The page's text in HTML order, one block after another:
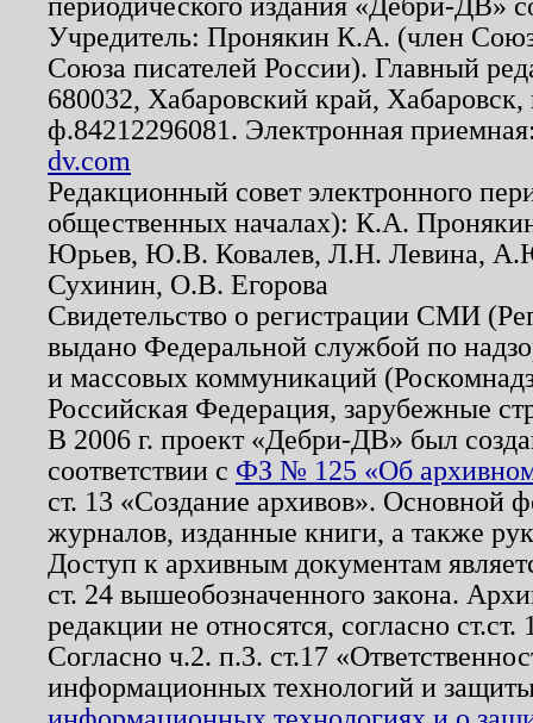
Учредитель: Пронякин К.А. (член
Союза писателей России). Главный
680032, Хабаровский край,
ф.84212296081. Электронная
dv.com
Редакционный совет электронного
общественных началах): К.А.
Юрьев, Ю.В. Ковалев, Л.Н. Левина,
Сухинин, О.В. Егорова
Свидетельство о регистрации СМИ
выдано Федеральной службой по
и массовых коммуникаций
Российская Федерация, зарубежные
В 2006 г. проект «Дебри-ДВ» был
соответствии с ФЗ № 125 «Об
ст. 13 «Создание архивов». Основной
журналов, изданные книги, а также
Доступ к архивным документам
ст. 24 вышеобозначенного закона.
редакции не относятся, согласно
Согласно ч.2. п.3. ст.17
информационных технологий и